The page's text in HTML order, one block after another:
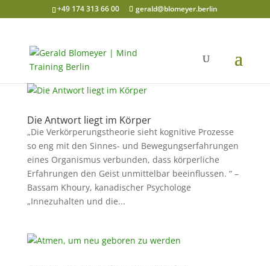
+49 174 313 66 00 gerald@blomeyer.berlin
Die Antwort liegt im Körper
„Die Verkörperungstheorie sieht kognitive Prozesse
so eng mit den Sinnes- und Bewegungserfahrungen
eines Organismus verbunden, dass körperliche
Erfahrungen den Geist unmittelbar beeinflussen. “ –
Bassam Khoury, kanadischer Psychologe
„Innezuhalten und die...